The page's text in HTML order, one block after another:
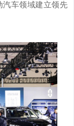
汽车领域建立领先